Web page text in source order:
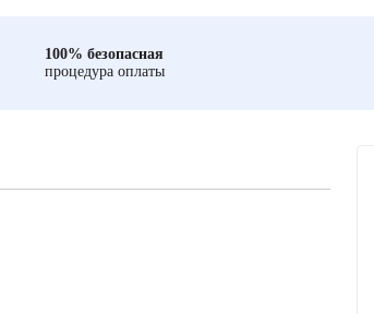
100% безопасная
процедура оплаты